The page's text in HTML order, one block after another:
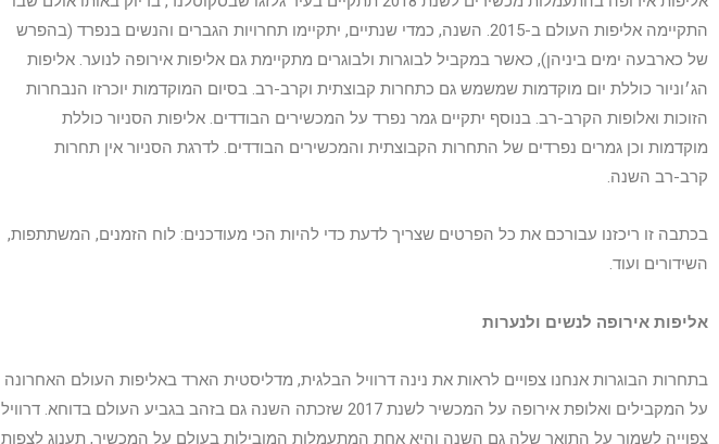
התקיימה אליפות העולם ב-2015. השנה, כמדי שנתיים, יתקיימו תחרויות הגברים והנשים בנפרד (בהפרש
של כארבעה ימים ביניהן), כאשר במקביל לבוגרות ולבוגרים מתקיימת גם אליפות אירופה לנוער. אליפות
הג׳וניור כוללת יום מוקדמות שמשמש גם כתחרות קבוצתית וקרב-רב. בסיום המוקדמות יוכרזו הנבחרות
הזוכות ואלופות הקרב-רב. בנוסף יתקיים גמר נפרד על המכשירים הבודדים. אליפות הסניור כוללת
מוקדמות וכן גמרים נפרדים של התחרות הקבוצתית והמכשירים הבודדים. לדרגת הסניור אין תחרות
קרב-רב השנה.
בכתבה זו ריכזנו עבורכם את כל הפרטים שצריך לדעת כדי להיות הכי מעודכנים: לוח הזמנים, המשתתפות,
השידורים ועוד.
אליפות אירופה לנשים ולנערות
בתחרות הבוגרות אנחנו צפויים לראות את נינה דרוויל הבלגית, מדליסטית הארד באליפות העולם האחרונה
על המקבילים ואלופת אירופה על המכשיר לשנת 2017 שזכתה השנה גם בזהב בגביע העולם בדוחא. דרוויל
צפוייה לשמור על התואר שלה גם השנה והיא אחת המתעמלות המובילות בעולם על המכשיר, תענוג לצפות